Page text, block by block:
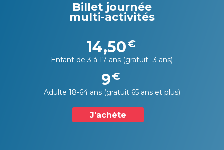
Billet journée
multi-activités
14,50€
Enfant de 3 à 17 ans (gratuit -3 ans)
9€
Adulte 18-64 ans (gratuit 65 ans et plus)
J'achète